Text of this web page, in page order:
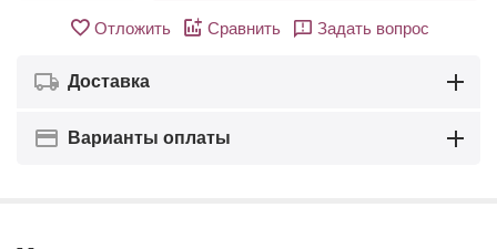
Отложить Сравнить Задать вопрос
Доставка
Варианты оплаты